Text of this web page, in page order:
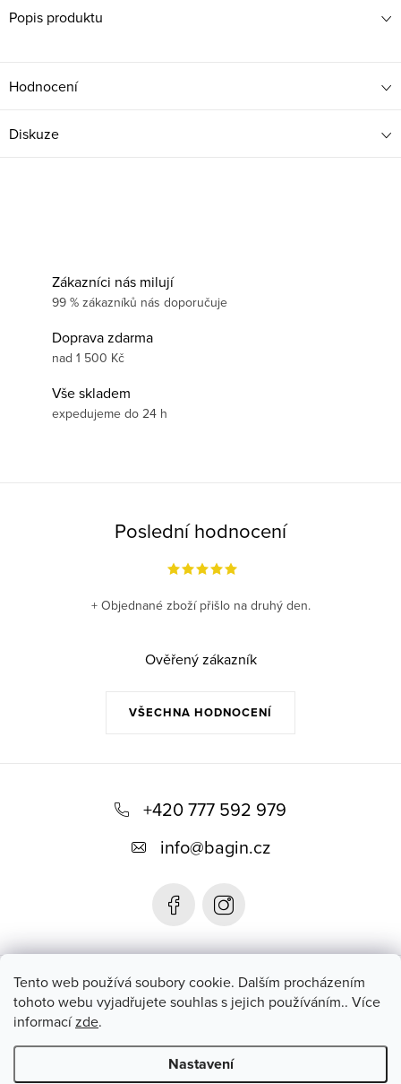
Tento web používá soubory cookie. Dalším procházením
tohoto webu vyjadřujete souhlas s jejich používáním.. Více
informacízde.
Nastavení
Popis produktu
Hodnocení
Diskuze
Zákazníci nás milují
99 % zákazníků nás doporučuje
Doprava zdarma
nad 1 500 Kč
Vše skladem
expedujeme do 24 h
Poslední hodnocení
VŠECHNA HODNOCENÍ
+ Objednané zboží přišlo na druhý den.
Ověřený zákazník
+420 777 592 979
info@bagin.cz
Bagin.cz
Instagram